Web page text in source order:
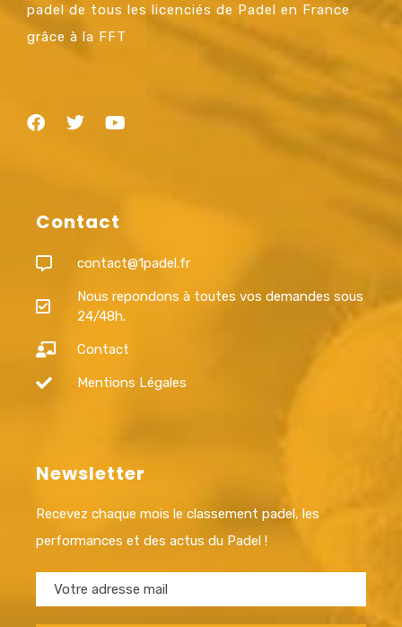
padel de tous les licenciés de Padel en France
grâce à la FFT
Contact
contact@1padel.fr
Nous repondons à toutes vos demandes sous
24/48h.
Contact
Mentions Légales
Newsletter
Recevez chaque mois le classement padel, les
performances et des actus du Padel !